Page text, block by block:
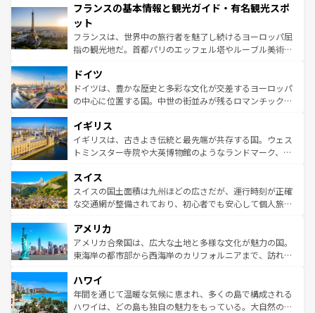
ませてくれるイタリアで、忘れられない旅をしてみよう！
なお、新着のイタリア情報は
しい。
文化が根付くこの国では、情熱的なフラメンコ、熱気あふ
れる闘牛、そして美味しいタパスが生活の一部となってい
る。首都マドリードの洗練された雰囲気や、バルセロナの
アートに溢れた街角から、地方では古代ローマ遺跡や中世
せる。地方によって風土や気候が異なるスペインはその個
性で訪れる人を魅了する。 なお、新着のスペイン情報は コ
ンテンツ一覧を参照してほしい。
フランスの基本情報と観光ガイド・有名観光スポ
ット
フランスは、世界中の旅行者を魅了し続けるヨーロッパ屈
指の観光地だ。首都パリのエッフェル塔やルーブル美術館
で、幅広い魅力が詰まっている。華麗な宮殿、歴史的な大
聖堂、美しいビーチ、そして豊かな自然が、訪れる者を心
から魅了する。また、フランスは美食の国としても知ら
いる。シャンパンの発祥地であるランス、プロヴァンスの
香り高いラベンダー畑など、多彩な楽しみ方が可能だ。さ
らに、パリ以外の地域にも魅力が溢れており、どの街角に
れる地方に足を運ぶとそれぞれで全く異なる文化を体験で
きるだろう。 なお、新着のフランス情報はコンテンツ一覧
を参照してほしい。
ドイツ
ドイツは、豊かな歴史と多彩な文化が交差するヨーロッパ
の中心に位置する国。中世の街並みが残るロマンチック街
顔を持つこの国は、どこを歩いても飽きることがない。ベ
ルリンの文化的活気、バイエルン州のアルプスの絶景、そ
してライン川沿いのワイン畑といった風景は必見。ビール
は、お酒好きな人にはぜひ体験してほしい。 なお、新着の
ドイツ情報はコンテンツ一覧を参照してほしい。
イギリス
イギリスは、古きよき伝統と最先端が共存する国。ウェス
トミンスター寺院や大英博物館のようなランドマーク、歴
リアごとに異なる魅力がある。また、優雅なアフタヌーン
ティー、ビール好きにはたまらない英国パブ、サッカー観
戦など、本場だからこそできる体験も豊富。イギリスを旅
ンツ一覧を参照してほしい。
スイス
スイスの国土面積は九州ほどの広さだが、運行時刻が正確
な交通網が整備されており、初心者でも安心して個人旅行
の建物がそのまま残る町や、スイスならではのユニークな
博物館もあり、アルプス観光だけでなく町歩きも満喫する
ことができる。国民の所得が高いため物価も高いが、旅行
ば市内交通費無料で観光を楽しむこともできる。 なお、新
着のスイス情報はコンテンツ一覧 を参照してほしい。
アメリカ
アメリカ合衆国は、広大な土地と多様な文化が魅力の国。
東海岸の都市部から西海岸のカリフォルニアまで、訪れる
のような巨大都市は、観光、ショッピング、エンターテイ
ンメントが詰まった刺激的なスポットだ。一方、アメリカ
西部には大自然が広がり、グランドキャニオンやイエロー
ハワイ
年間を通じて温暖な気候に恵まれ、多くの島で構成される
ハワイは、どの島も独自の魅力をもっている。大自然の神